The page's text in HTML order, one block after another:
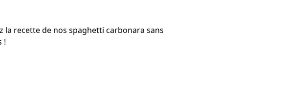
la recette de nos spaghetti carbonara sans
!